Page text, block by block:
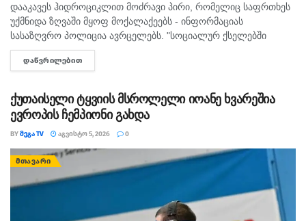
დააკავეს ჰიდროციკლით მოძრავი პირი, რომელიც საფრთხეს
უქმნიდა ზღვაში მყოფ მოქალაქეებს - ინფორმაციას
სასაზღვრო პოლიცია ავრცელებს. "სოციალურ ქსელებში
სხვადასხვა გვერდის მეშვეობით გავრცელდა ვიდეომასალა,
რომელშიც ჩანს, რომ ურეკის სანაპიროზე, ჰიდროციკლით
ᲓᲐᲬᲕᲠᲘᲚᲔᲑᲘᲗ
ქუთაისელი ტყვიის მსროლელი იოანე ხვარეშია
ევროპის ჩემპიონი გახდა
BYᲛᲔᲒᲐ TV ᲐᲒᲕᲘᲡᲢᲝ 5, 2026 0
ᲛᲗᲐᲕᲐᲠᲘ